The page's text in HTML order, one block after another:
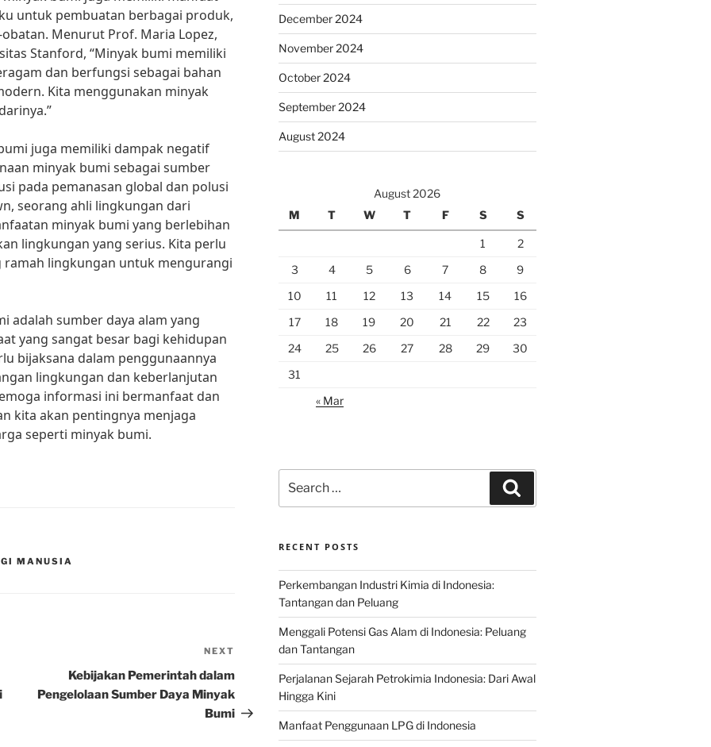
untuk pembuatan berbagai produk,
Menurut Prof. Maria Lopez,
Stanford, “Minyak bumi memiliki
dan berfungsi sebagai bahan
Kita menggunakan minyak
juga memiliki dampak negatif
minyak bumi sebagai sumber
pada pemanasan global dan polusi
seorang ahli lingkungan dari
minyak bumi yang berlebihan
lingkungan yang serius. Kita perlu
lingkungan untuk mengurangi
adalah sumber daya alam yang
yang sangat besar bagi kehidupan
bijaksana dalam penggunaannya
lingkungan dan keberlanjutan
informasi ini bermanfaat dan
kita akan pentingnya menjaga
seperti minyak bumi.
MANUSIA
Post
NEXT
Kebijakan Pemerintah dalam
Pengelolaan Sumber Daya Minyak
Bumi
December 2024
November 2024
October 2024
September 2024
August 2024
August 2026
M
T W T F S S
1
2
3
4 5 6 7 8
9
10
11 12 13 14 15
16
17
18 19 20 21 22
23
24
25 26 27 28 29
30
31
« Mar
for:
RECENT POSTS
Perkembangan Industri Kimia di Indonesia:
Tantangan dan Peluang
Menggali Potensi Gas Alam di Indonesia: Peluang
dan Tantangan
Perjalanan Sejarah Petrokimia Indonesia: Dari Awal
Hingga Kini
Manfaat Penggunaan LPG di Indonesia